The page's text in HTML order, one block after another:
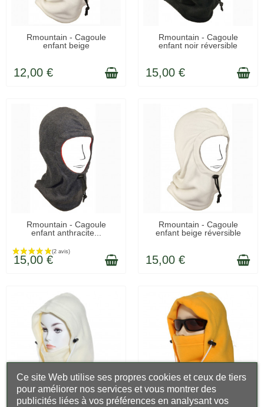
LIVRÉ SOUS 48H
Rmountain - Cagoule
enfant beige
12,00 €
LIVRÉ SOUS 48H
Rmountain - Cagoule
enfant noir réversible
15,00 €
LIVRÉ SOUS 48H
Rmountain - Cagoule
enfant anthracite...
15,00 €
LIVRÉ SOUS 48H
Rmountain - Cagoule
enfant beige réversible
15,00 €
Ce site Web utilise ses propres cookies et ceux de tiers
pour améliorer nos services et vous montrer des
publicités liées à vos préférences en analysant vos